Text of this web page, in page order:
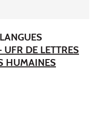
UFR DE LETTRES
HUMAINES